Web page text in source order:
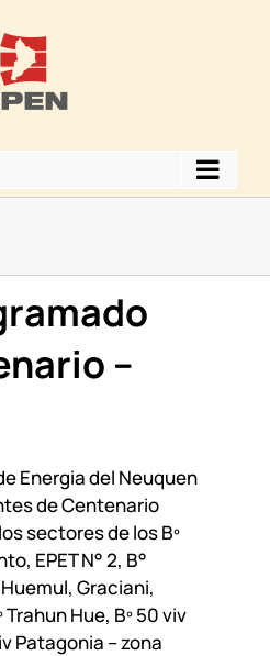
–
Energia del Neuquen
de Centenario
sectores de los Bº
EPET N° 2, B°
Huemul, Graciani,
Hue, Bº 50 viv
Patagonia – zona